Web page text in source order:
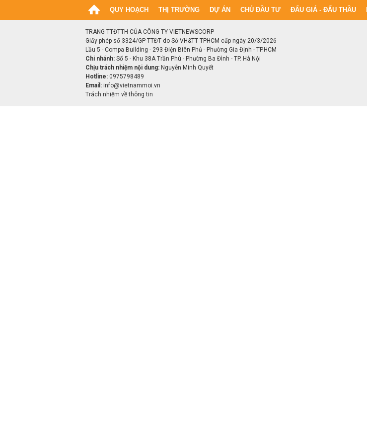
QUY HOẠCH THỊ TRƯỜNG DỰ ÁN CHỦ ĐẦU TƯ ĐẤU GIÁ - ĐẤU THẦU
TRANG TTĐTTH CỦA CÔNG TY VIETNEWSCORP
Giấy phép số 3324/GP-TTĐT do Sở VH&TT TPHCM cấp ngày 20/3/2026
Lầu 5 - Compa Building - 293 Điện Biên Phủ - Phường Gia Định - TP.HCM
Chi nhánh: Số 5 - Khu 38A Trần Phú - Phường Ba Đình - TP. Hà Nội
Chịu trách nhiệm nội dung: Nguyễn Minh Quyết
Hotline: 0975798489
Email: info@vietnammoi.vn
Trách nhiệm về thông tin